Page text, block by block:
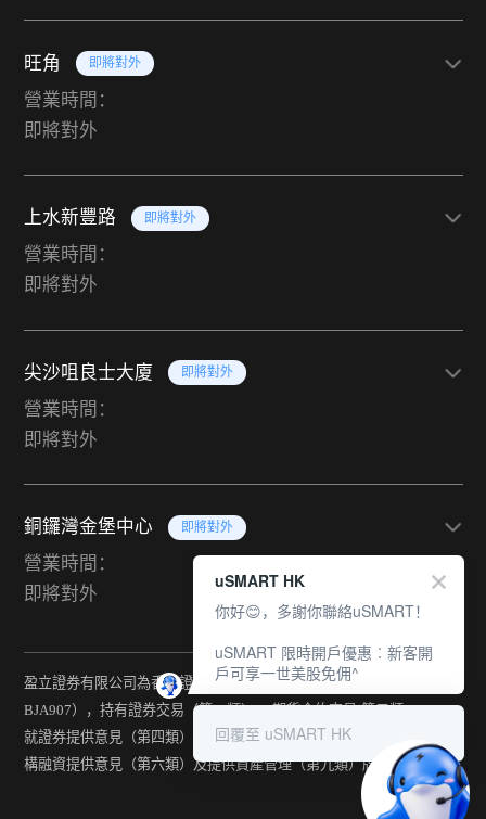
旺角 即將對外
營業時間：
即將對外
上水新豐路 即將對外
營業時間：
即將對外
尖沙咀良士大廈 即將對外
營業時間：
即將對外
銅鑼灣金堡中心 即將對外
營業時間：
即將對外
盈立證券有限公司為香港證監會持牌法團（中央編號：
BJA907），持有證券交易（第一類） 、期貨合約交易(第二類) 、
就證券提供意見（第四類） 、就期貨合約提供意見(第五類) 、就機
構融資提供意見（第六類）及提供資產管理（第九類）牌照。
uSMART HK
你好😊，多謝你聯絡uSMART！
uSMART 限時開戶優惠︰新客開
戶可享一世美股免佣^
回覆至 uSMART HK